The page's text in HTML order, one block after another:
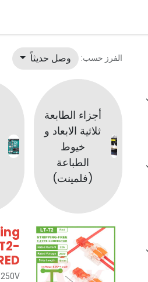
الفرز حسب: وصل حديثاً
أجزاء الطابعة
ثلاثية الابعاد و
خيوط
الطباعة
(فلمينت)